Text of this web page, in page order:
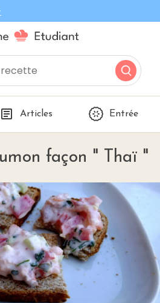
Articles Entrée
façon " Thaï "